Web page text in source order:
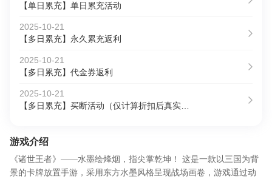
【单日累充】单日累充活动
2025-10-21
【多日累充】永久累充返利
2025-10-21
【多日累充】代金券返利
2025-10-21
游戏介绍
《诸世王者》——水墨绘烽烟，指尖掌乾坤！ 这是一款以三国为背
景的卡牌放置手游，采用东方水墨风格呈现战场画卷，游戏通过动